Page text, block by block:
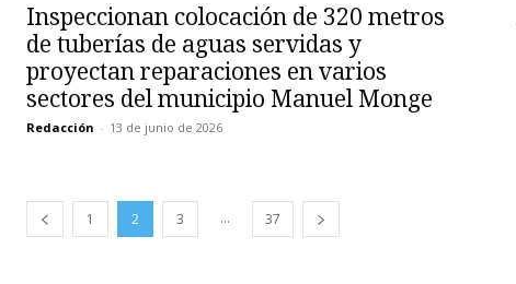
Inspeccionan colocación de 320 metros
de tuberías de aguas servidas y
proyectan reparaciones en varios
sectores del municipio Manuel Monge
Redacción - 13 de junio de 2026
1 2 3 ... 37